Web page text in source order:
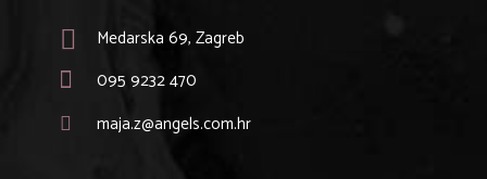
Medarska 69, Zagreb
095 9232 470
maja.z@angels.com.hr